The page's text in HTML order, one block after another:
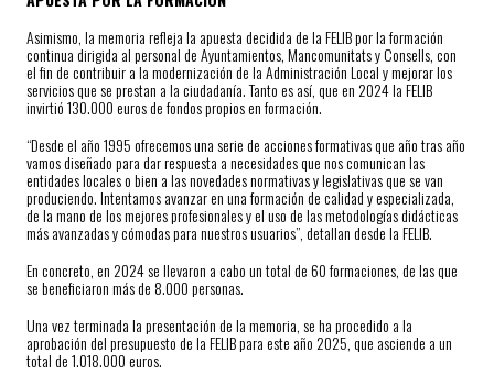
Asimismo, la memoria refleja la apuesta decidida de la FELIB por la formación
continua dirigida al personal de Ayuntamientos, Mancomunitats y Consells, con
el fin de contribuir a la modernización de la Administración Local y mejorar los
servicios que se prestan a la ciudadanía. Tanto es así, que en 2024 la FELIB
invirtió 130.000 euros de fondos propios en formación.
“Desde el año 1995 ofrecemos una serie de acciones formativas que año tras año
vamos diseñado para dar respuesta a necesidades que nos comunican las
entidades locales o bien a las novedades normativas y legislativas que se van
produciendo. Intentamos avanzar en una formación de calidad y especializada,
de la mano de los mejores profesionales y el uso de las metodologías didácticas
más avanzadas y cómodas para nuestros usuarios”, detallan desde la FELIB.
En concreto, en 2024 se llevaron a cabo un total de 60 formaciones, de las que
se beneficiaron más de 8.000 personas.
Una vez terminada la presentación de la memoria, se ha procedido a la
aprobación del presupuesto de la FELIB para este año 2025, que asciende a un
total de 1.018.000 euros.